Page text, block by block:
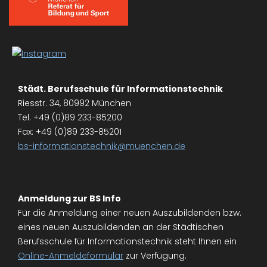
Städt. Berufsschule für Informationstechnik
Riesstr. 34, 80992 München
Tel. +49 (0)89 233-85200
Fax: +49 (0)89 233-85201
bs-informationstechnik@muenchen.de
Anmeldung zur BS Info
Für die Anmeldung einer neuen Auszubildenden bzw.
eines neuen Auszubildenden an der Städtischen
Berufsschule für Informationstechnik steht Ihnen ein
Online-Anmeldeformular zur Verfügung.